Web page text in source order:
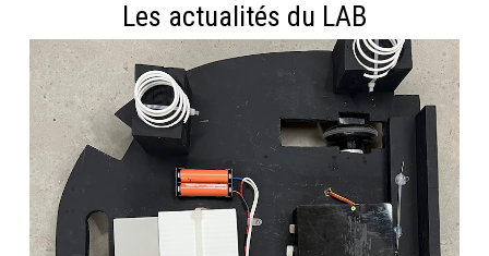
Les actualités du LAB